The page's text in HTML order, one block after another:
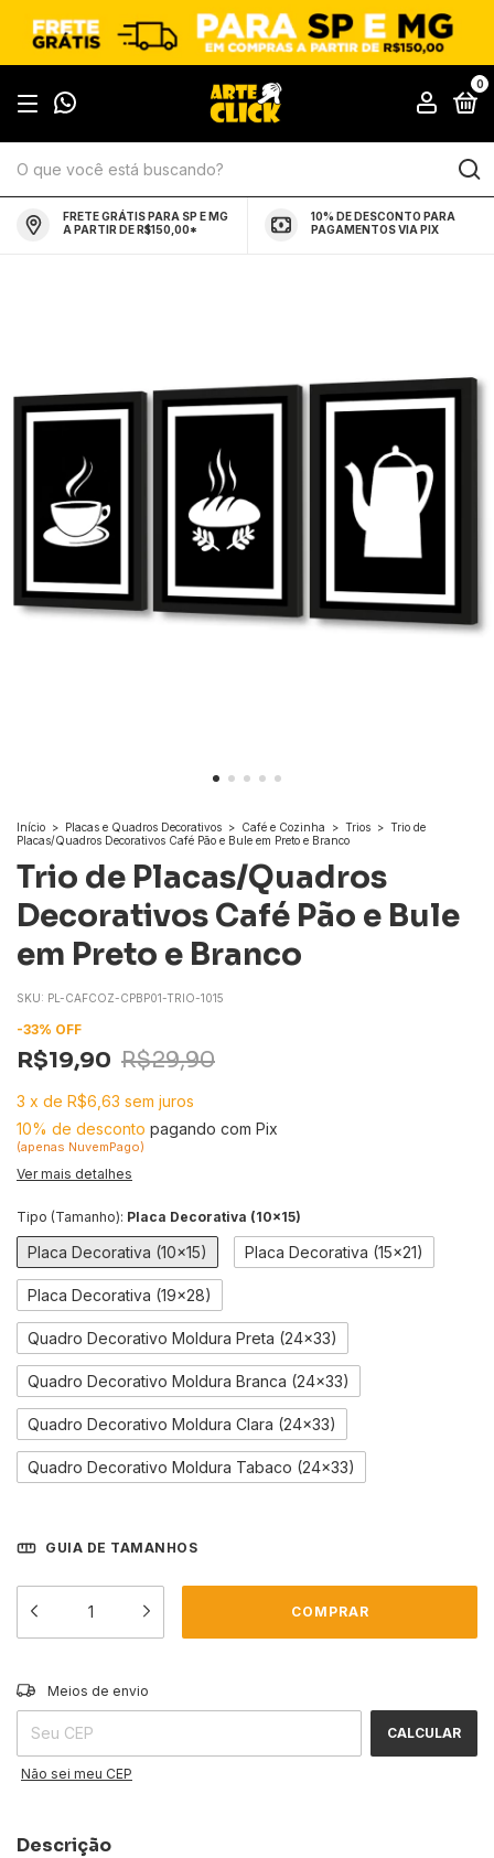
0
FRETE GRÁTIS PARA SP E MG
A PARTIR DE R$150,00*
10% DE DESCONTO PARA
PAGAMENTOS VIA PIX
Início > Placas e Quadros Decorativos > Café e Cozinha > Trios > Trio de
Placas/Quadros Decorativos Café Pão e Bule em Preto e Branco
Trio de Placas/Quadros
Decorativos Café Pão e Bule
em Preto e Branco
SKU: PL-CAFCOZ-CPBP01-TRIO-1015
-33% OFF
R$19,90 R$29,90
3 x de R$6,63 sem juros
10% de desconto pagando com Pix
(apenas NuvemPago)
Ver mais detalhes
Tipo (Tamanho): Placa Decorativa (10x15)
Placa Decorativa (10x15) Placa Decorativa (15x21)
Placa Decorativa (19x28)
Quadro Decorativo Moldura Preta (24x33)
Quadro Decorativo Moldura Branca (24x33)
Quadro Decorativo Moldura Clara (24x33)
Quadro Decorativo Moldura Tabaco (24x33)
GUIA DE TAMANHOS
Entregas para o CEP:
Meios de envio
CALCULAR
Não sei meu CEP
Descrição